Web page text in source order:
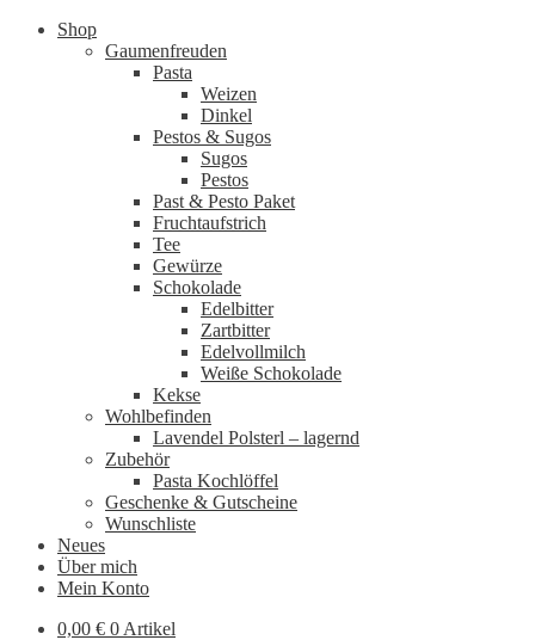
Shop
Gaumenfreuden
Pasta
Weizen
Dinkel
Pestos & Sugos
Sugos
Pestos
Past & Pesto Paket
Fruchtaufstrich
Tee
Gewürze
Schokolade
Edelbitter
Zartbitter
Edelvollmilch
Weiße Schokolade
Kekse
Wohlbefinden
Lavendel Polsterl – lagernd
Zubehör
Pasta Kochlöffel
Geschenke & Gutscheine
Wunschliste
Neues
Über mich
Mein Konto
0,00 € 0 Artikel